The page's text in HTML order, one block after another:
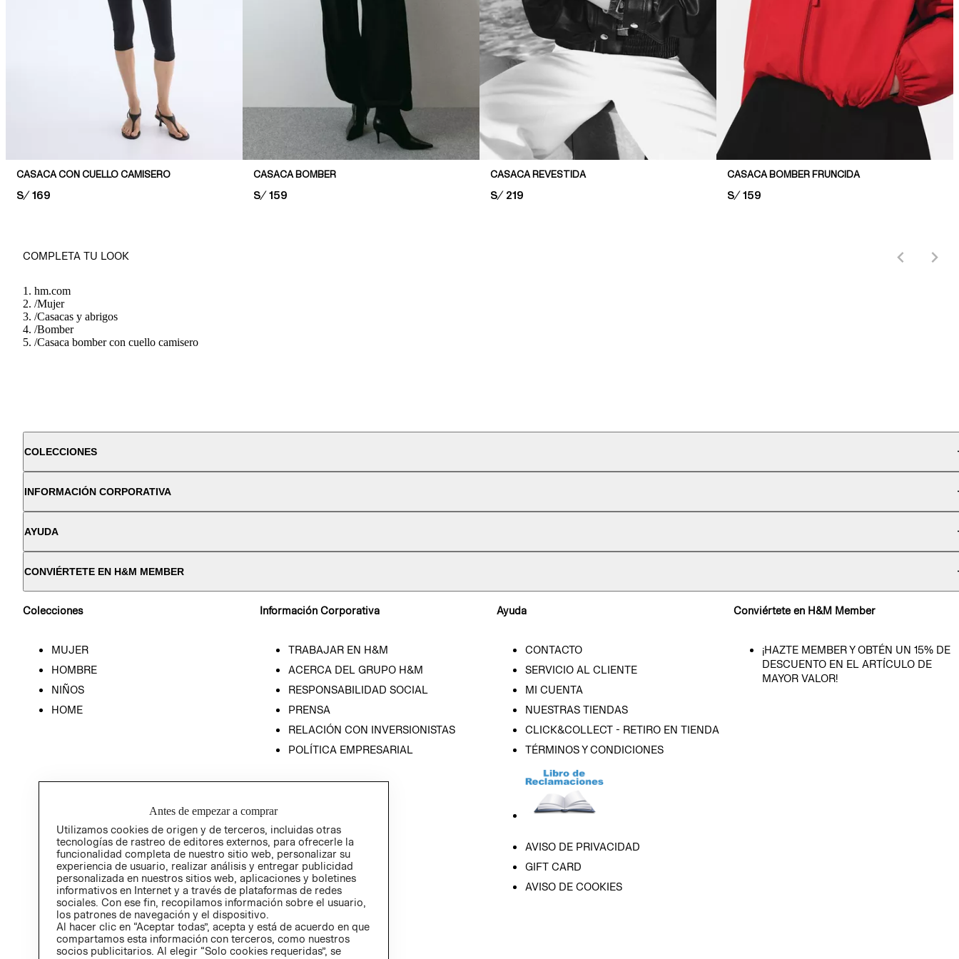
CASACA CON CUELLO CAMISERO
PRICE:
S/ 169
CASACA BOMBER
PRICE:
S/ 159
CASACA REVESTIDA
PRICE:
S/ 219
CASACA BOMBER FRUNCIDA
PRICE:
S/ 159
COMPLETA TU LOOK
hm.com
/Mujer
/Casacas y abrigos
/Bomber
/Casaca bomber con cuello camisero
COLECCIONES
INFORMACIÓN CORPORATIVA
AYUDA
CONVIÉRTETE EN H&M MEMBER
Colecciones
MUJER
HOMBRE
NIÑOS
HOME
Información Corporativa
TRABAJAR EN H&M
ACERCA DEL GRUPO H&M
RESPONSABILIDAD SOCIAL
PRENSA
RELACIÓN CON INVERSIONISTAS
POLÍTICA EMPRESARIAL
Ayuda
CONTACTO
SERVICIO AL CLIENTE
MI CUENTA
NUESTRAS TIENDAS
CLICK&COLLECT - RETIRO EN TIENDA
TÉRMINOS Y CONDICIONES
AVISO DE PRIVACIDAD
GIFT CARD
AVISO DE COOKIES
Conviértete en H&M Member
¡HAZTE MEMBER Y OBTÉN UN 15% DE
DESCUENTO EN EL ARTÍCULO DE
MAYOR VALOR!
Antes de empezar a comprar
Utilizamos cookies de origen y de terceros, incluidas otras
tecnologías de rastreo de editores externos, para ofrecerle la
funcionalidad completa de nuestro sitio web, personalizar su
experiencia de usuario, realizar análisis y entregar publicidad
personalizada en nuestros sitios web, aplicaciones y boletines
informativos en Internet y a través de plataformas de redes
sociales. Con ese fin, recopilamos información sobre el usuario,
los patrones de navegación y el dispositivo.
Al hacer clic en “Aceptar todas”, acepta y está de acuerdo en que
compartamos esta información con terceros, como nuestros
socios publicitarios. Al elegir “Solo cookies requeridas”, se